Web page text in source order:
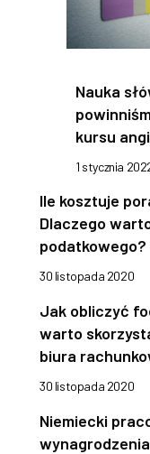
Nauka
kursu
1 stycznia
Ile kosztuje
Dlaczego
podatkowego?
30 listopada 2020
Jak obliczyć
warto
biura
30 listopada 2020
Niemiecki